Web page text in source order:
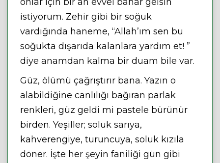
istiyorum. Zehir gibi bir soğuk
vardığında haneme, “Allah’ım sen bu
soğukta dışarıda kalanlara yardım et! ”
diye anamdan kalma bir duam bile var.
Güz, ölümü çağrıştırır bana. Yazın o
alabildiğine canlılığı bağıran parlak
renkleri, güz geldi mi pastele bürünür
birden. Yeşiller; soluk sarıya,
kahverengiye, turuncuya, soluk kızıla
döner. İşte her şeyin faniliği gün gibi